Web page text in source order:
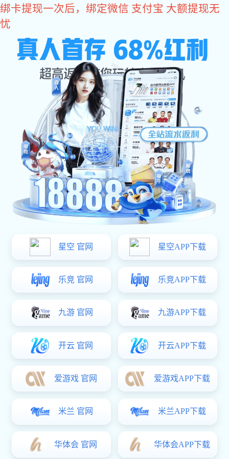
超凡国际
招商加盟 招聘英才 售后服务 门店查询
寻找附近的商店
黄山帝朗店
安徽省黄山市屯溪区屯光大道金太阳大厦A座一楼